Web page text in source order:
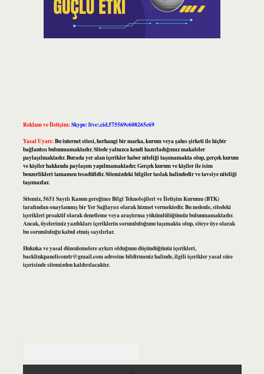
Reklam ve İletişim:Skype: live:.cid.575569c608265c69
Yasal Uyarı:Bu internet sitesi, herhangi bir marka, kurum veya şahıs şirketi ile hiçbir
bağlantısı bulunmamaktadır. Sitede yalnızca kendi hazırladığımız makaleler
paylaşılmaktadır. Burada yer alan içerikler haber niteliği taşımamakta olup, gerçek kurum
ve kişiler hakkında paylaşım yapılmamaktadır. Gerçek kurum ve kişiler ile isim
benzerlikleri tamamen tesadüfidir. Sitemizdeki bilgiler taslak halindedir ve tavsiye niteliği
taşımazlar.
Sitemiz, 5651 Sayılı Kanun gereğince Bilgi Teknolojileri ve İletişim Kurumu (BTK)
tarafından onaylanmış bir Yer Sağlayıcı olarak hizmet vermektedir. Bu nedenle, sitedeki
içerikleri proaktif olarak denetleme veya araştırma yükümlülüğümüz bulunmamaktadır.
Ancak, üyelerimiz yazdıkları içeriklerin sorumluluğunu taşımakta olup, siteye üye olarak
bu sorumluluğu kabul etmiş sayılırlar.
Hukuka ve yasal düzenlemelere aykırı olduğunu düşündüğünüz içerikleri,
backlinkpanelicomtr@gmail.comadresine bildirmeniz halinde, ilgili içerikler yasal süre
içerisinde sitemizden kaldırılacaktır.